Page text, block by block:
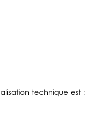
technique est :